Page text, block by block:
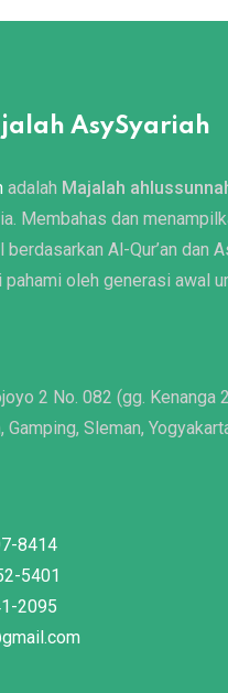
AsySyariah
adalah Majalah
Membahas dan
Al-Qur’an dan
oleh generasi awal
2 No. 082 (gg. Kenanga
Gamping, Sleman,
8414
5401
2095